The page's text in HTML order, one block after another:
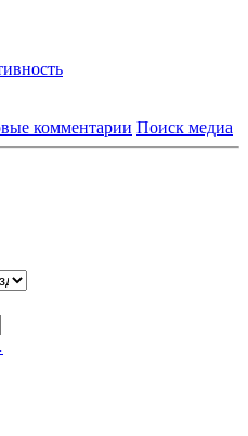
комментарии Поиск медиа